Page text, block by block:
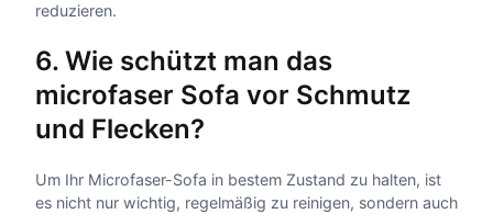
reduzieren.
6. Wie schützt man das
microfaser Sofa vor Schmutz
und Flecken?
Um Ihr Microfaser-Sofa in bestem Zustand zu halten, ist
es nicht nur wichtig, regelmäßig zu reinigen, sondern auch